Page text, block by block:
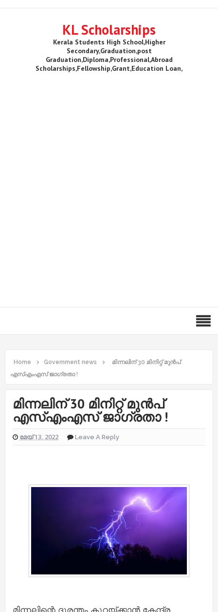
KL Scholarships
Kerala Students High School,Higher
Secondary,Graduation,post
Graduation,Diploma,Professional,Abroad
Scholarships,Fellowship,Grant,Education Loan,
Home Government news
മിന്നലിന് 30 മിനിറ്റ് മുന്‍പ്
എസ്‌എംഎസ് ജാഗ്രതാ !
മിന്നലിന് 30 മിനിറ്റ് മുന്‍പ്
എസ്‌എംഎസ് ജാഗ്രതാ !
മേയ് 13, 2022 Leave A Reply
മിന്നലിന്റെ ദുരന്തം കുറയ്ക്കാന്‍ കേന്ദ്ര